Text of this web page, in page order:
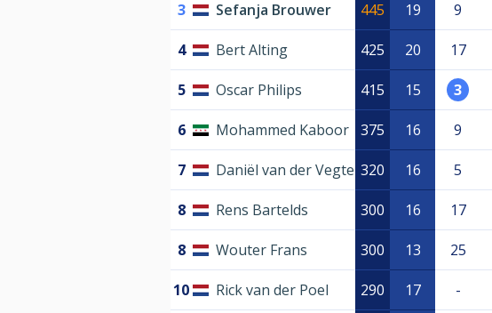
3 Sefanja Brouwer 445 19 9
4 Bert Alting 425 20 17
5 Oscar Philips 415 15 3
6 Mohammed Kaboor 375 16 9
7 Daniël van der Vegte 320 16 5
8 Rens Bartelds 300 16 17
8 Wouter Frans 300 13 25
10 Rick van der Poel 290 17 -